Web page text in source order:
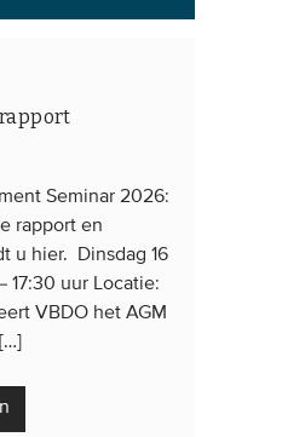
rapport
Seminar 2026:
rapport en
u hier. Dinsdag 16
17:30 uur Locatie:
VBDO het AGM